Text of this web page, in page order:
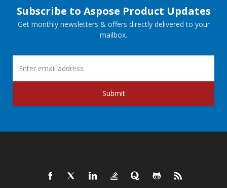
Subscribe to Aspose Product Updates
Get monthly newsletters & offers directly delivered to your
mailbox.
Submit